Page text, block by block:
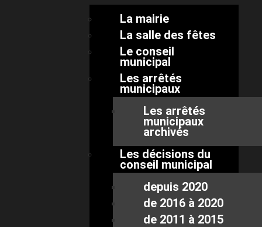
La mairie
La salle des fêtes
Le conseil
municipal
Les arrêtés
municipaux
Les arrêtés
municipaux
archivés
Les décisions du
conseil municipal
depuis 2020
de 2016 à 2020
de 2011 à 2015